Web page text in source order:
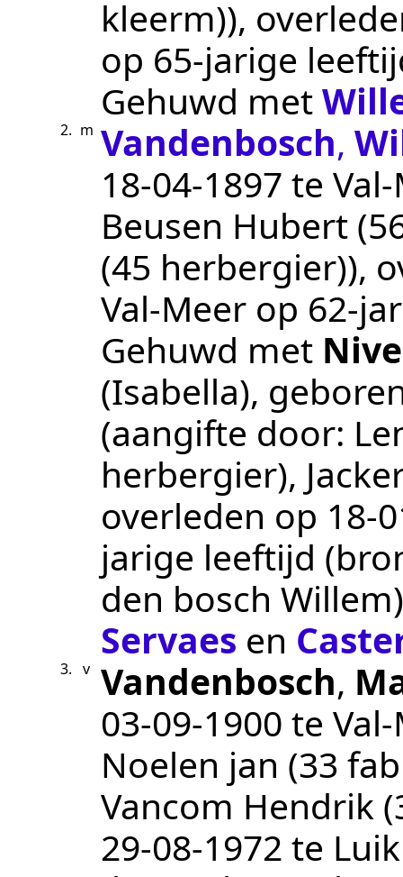
kleerm)),
op 65-jarige
Gehuwd met
2. m Vandenbosch,
18‑04‑1897 te
Beusen Hubert
(45 herbergier)),
Val-Meer op 62-
Gehuwd met
(Isabella),
(aangifte door:
herbergier),
overleden op
jarige leeftijd
den bosch Willem
Servaes en
3. v Vandenbosch,
03‑09‑1900 te
Noelen jan (33
Vancom Hendrik
29‑08‑1972 te Luik